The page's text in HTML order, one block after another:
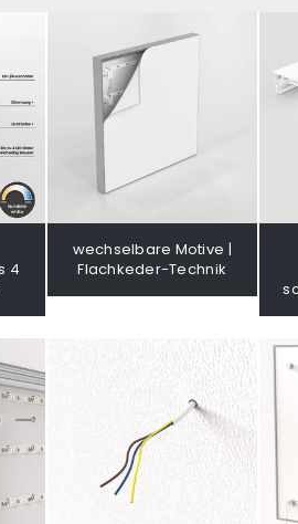
4
wechselbare Motive |
Flachkeder-Technik